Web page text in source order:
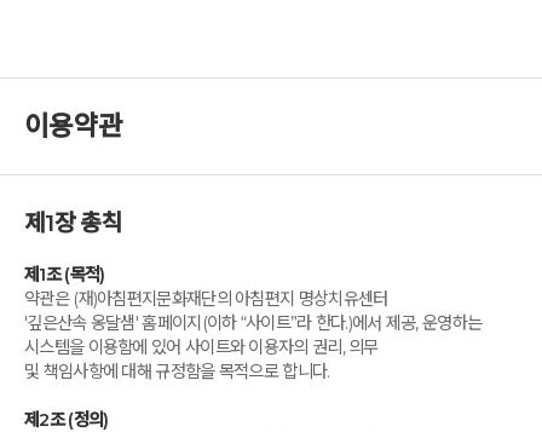
이용약관
제1장 총칙
제1조 (목적)
약관은 (재)아침편지문화재단의 아침편지 명상치유센터
'깊은산속 옹달샘' 홈페이지(이하 “사이트”라 한다.)에서 제공, 운영하는
시스템을 이용함에 있어 사이트와 이용자의 권리, 의무
및 책임사항에 대해 규정함을 목적으로 합니다.
제2조 (정의)